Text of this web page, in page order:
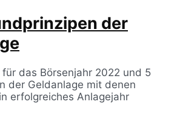
der
für das Börsenjahr 2022 und 5
der Geldanlage mit denen
erfolgreiches Anlagejahr